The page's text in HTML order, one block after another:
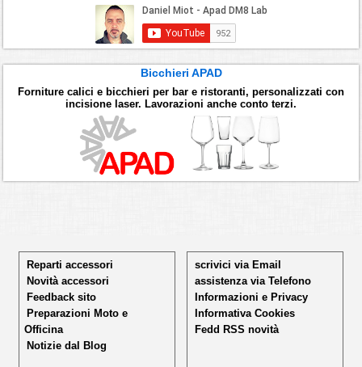
Bicchieri APAD
Forniture calici e bicchieri per bar e ristoranti, personalizzati con
incisione laser. Lavorazioni anche conto terzi.
Reparti accessori
Novità accessori
Feedback sito
Preparazioni Moto e
Officina
Notizie dal Blog
scrivici via Email
assistenza via Telefono
Informazioni e Privacy
Informativa Cookies
Fedd RSS novità